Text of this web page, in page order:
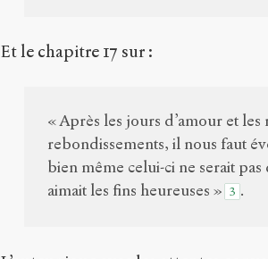
Et le chapitre 17 sur :
« Après les jours d’amour et
rebondissements, il nous faut
bien même celui-ci ne serait
aimait les fins heureuses » 3 .